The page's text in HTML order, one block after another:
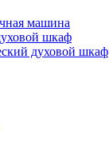
машина
шкаф
духовой шкаф